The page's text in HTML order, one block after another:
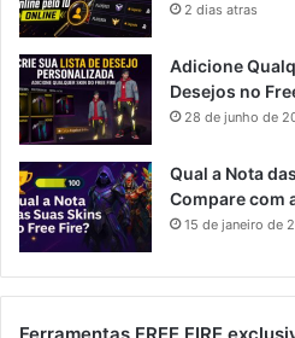
2 dias atras
Adicione
Desejos no
28 de junho de
Qual a Nota
Compare com
15 de janeiro de